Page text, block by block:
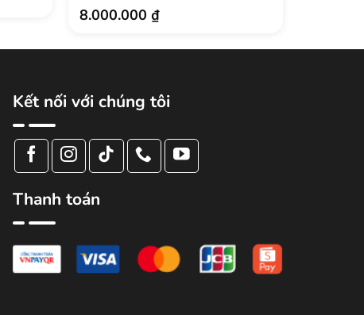
8.000.000₫
Kết nối với chúng tôi
Thanh toán